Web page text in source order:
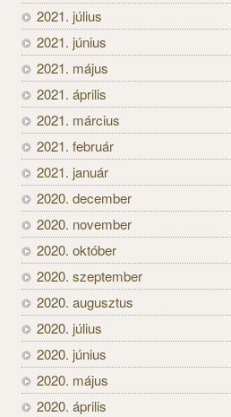
2021. július
2021. június
2021. május
2021. április
2021. március
2021. február
2021. január
2020. december
2020. november
2020. október
2020. szeptember
2020. augusztus
2020. július
2020. június
2020. május
2020. április